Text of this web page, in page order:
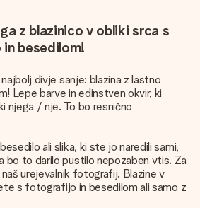
z blazinico v obliki srca s
besedilom!
divje sanje: blazina z lastno
Lepe barve in edinstven okvir, ki
njega / nje. To bo resnično
ali slika, ki ste jo naredili sami,
bo to darilo pustilo nepozaben vtis. Za
urejevalnik fotografij. Blazine v
s fotografijo in besedilom ali samo z